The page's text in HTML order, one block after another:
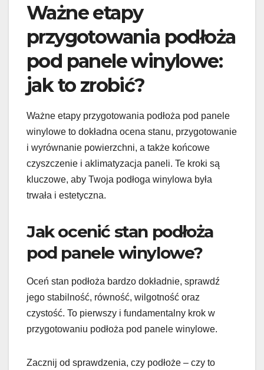
Ważne etapy
przygotowania podłoża
pod panele winylowe:
jak to zrobić?
Ważne etapy przygotowania podłoża pod panele
winylowe to dokładna ocena stanu, przygotowanie
i wyrównanie powierzchni, a także końcowe
czyszczenie i aklimatyzacja paneli. Te kroki są
kluczowe, aby Twoja podłoga winylowa była
trwała i estetyczna.
Jak ocenić stan podłoża
pod panele winylowe?
Oceń stan podłoża bardzo dokładnie, sprawdź
jego stabilność, równość, wilgotność oraz
czystość. To pierwszy i fundamentalny krok w
przygotowaniu podłoża pod panele winylowe.
Zacznij od sprawdzenia, czy podłoże – czy to